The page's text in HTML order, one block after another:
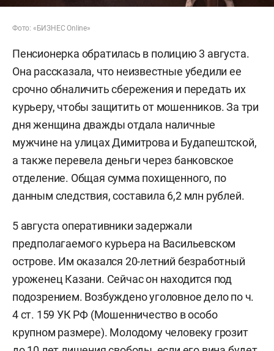
Фото: «БИЗНЕС Online»
Пенсионерка обратилась в полицию 3 августа.
Она рассказала, что неизвестные убедили ее
срочно обналичить сбережения и передать их
курьеру, чтобы защитить от мошенников. За три
дня женщина дважды отдала наличные
мужчине на улицах Димитрова и Будапештской,
а также перевела деньги через банковское
отделение. Общая сумма похищенного, по
данным следствия, составила 6,2 млн рублей.
5 августа оперативники задержали
предполагаемого курьера на Васильевском
острове. Им оказался 20-летний безработный
уроженец Казани. Сейчас он находится под
подозрением. Возбуждено уголовное дело по ч.
4 ст. 159 УК РФ (Мошенничество в особо
крупном размере). Молодому человеку грозит